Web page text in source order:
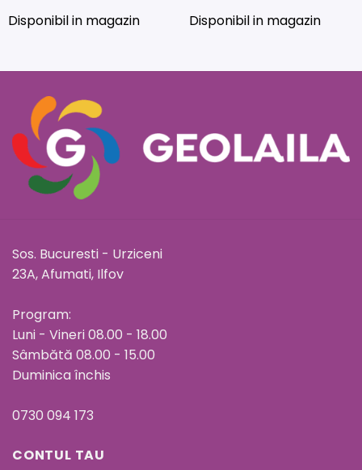
Disponibil in magazin Disponibil in magazin
Sos. Bucuresti - Urziceni
23A, Afumati, Ilfov
Program:
Luni - Vineri 08.00 - 18.00
Sâmbătă 08.00 - 15.00
Duminica închis
0730 094 173
CONTUL TAU